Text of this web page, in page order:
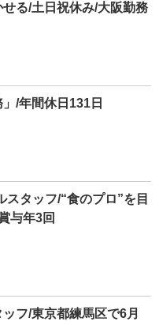
せる/土日祝休み/大阪勤務
/年間休日131日
タッフ/“食のプロ”を目
与年3回
フ/東京都練馬区で6月